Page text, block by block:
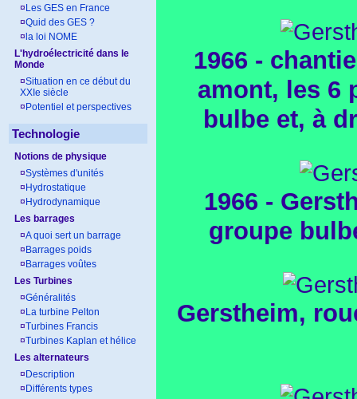
¤ Les GES en France
¤Quid des GES ?
¤ la loi NOME
L'hydroélectricité dans le
Monde
¤Situation en ce début du
XXIe siècle
¤ Potentiel et perspectives
Technologie
Notions de physique
¤Systèmes d'unités
¤ Hydrostatique
¤ Hydrodynamique
Les barrages
¤A quoi sert un barrage
¤ Barrages poids
¤ Barrages voûtes
Les Turbines
¤Généralités
¤ La turbine Pelton
¤Turbines Francis
¤Turbines Kaplan et hélice
Les alternateurs
¤ Description
¤ Différents types
1966 -
amont, les 6
bulbe et, à
1966 -
groupe
Gerstheim,